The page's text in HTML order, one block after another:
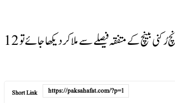
انہوں نے لکھا کہ دو معزز جج صاحبان کے جامع اختلافی نوٹ، سرکردہ آئینی ماہرین کی رائے اور پاکستان بار کونسل کی حالیہ قرارداد کو پشاور ہائی کورٹ کے پانچ رُکنی بینچ کے متفقہ فیصلے سے ملا کر دیکھا جائے تو 12
Short Link